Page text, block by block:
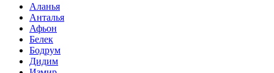
Аланья
Анталья
Афьон
Белек
Бодрум
Дидим